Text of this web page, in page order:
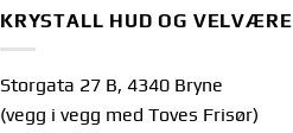
KRYSTALL HUD OG VELVÆRE
Storgata 27 B, 4340 Bryne
(vegg i vegg med Toves Frisør)